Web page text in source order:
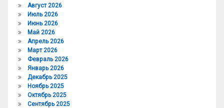
Август 2026
Июль 2026
Июнь 2026
Май 2026
Апрель 2026
Март 2026
Февраль 2026
Январь 2026
Декабрь 2025
Ноябрь 2025
Октябрь 2025
Сентябрь 2025